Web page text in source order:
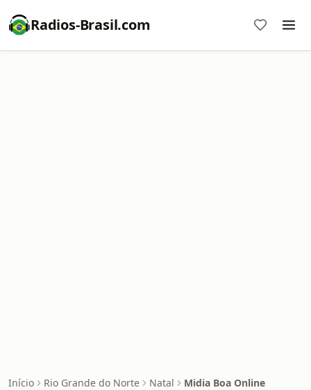
Radios-Brasil.com
Início Rio Grande do Norte Natal Midia Boa Online